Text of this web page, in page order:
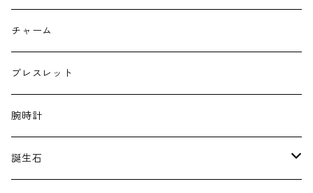
チャーム
ブレスレット
腕時計
誕生石